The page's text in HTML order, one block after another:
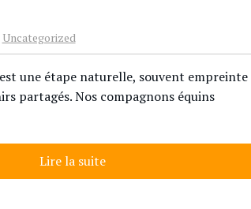
Uncategorized
une étape naturelle, souvent empreinte
partagés. Nos compagnons équins
Lire la suite